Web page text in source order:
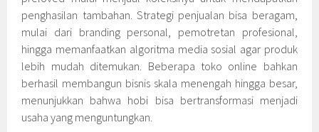
penghasilan tambahan. Strategi penjualan bisa beragam,
mulai dari branding personal, pemotretan profesional,
hingga memanfaatkan algoritma media sosial agar produk
lebih mudah ditemukan. Beberapa toko online bahkan
berhasil membangun bisnis skala menengah hingga besar,
menunjukkan bahwa hobi bisa bertransformasi menjadi
usaha yang menguntungkan.